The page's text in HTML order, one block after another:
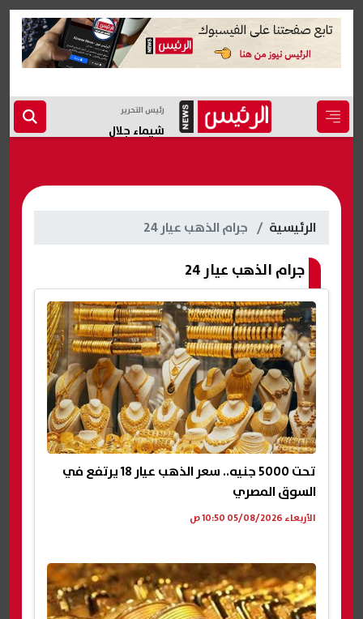
رئيس التحرير
شيماء جلال
الرئيسية جرام الذهب عيار 24
جرام الذهب عيار 24
تحت 5000 جنيه.. سعر الذهب عيار 18 يرتفع في
السوق المصري
الأربعاء 05/08/2026 10:50 ص